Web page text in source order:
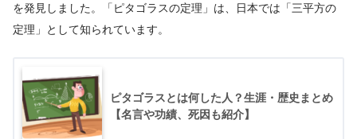
を発見しました。「ピタゴラスの定理」は、日本では「三平方の
定理」として知られています。
ピタゴラスとは何した人？生涯・歴史まとめ
【名言や功績、死因も紹介】